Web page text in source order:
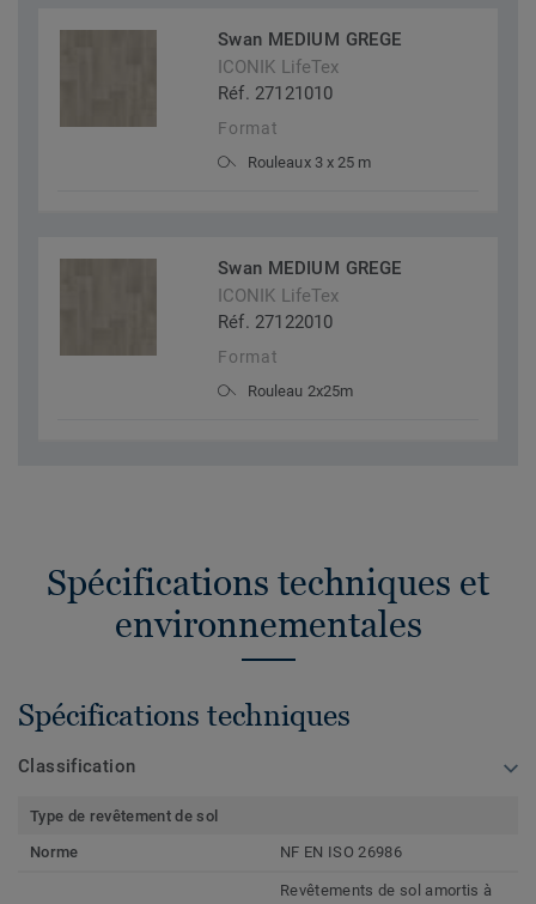
Swan MEDIUM GREGE
ICONIK LifeTex
Réf. 27121010
Format
Rouleaux 3 x 25 m
Swan MEDIUM GREGE
ICONIK LifeTex
Réf. 27122010
Format
Rouleau 2x25m
Spécifications techniques et
environnementales
Spécifications techniques
Classification
Type de revêtement de sol
Norme
NF EN ISO 26986
Revêtements de sol amortis à